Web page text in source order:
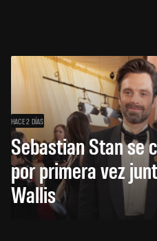
HACE 2 DÍAS
Sebastian Stan se
por primera vez
Wallis